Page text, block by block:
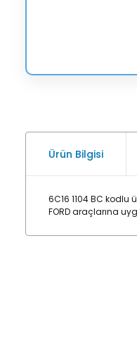
Ürün Bilgisi
6C16 1104 BC
FORD araçlarına